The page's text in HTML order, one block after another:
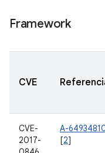
Framework
CVE
CVE-
2017-
A-
[2]